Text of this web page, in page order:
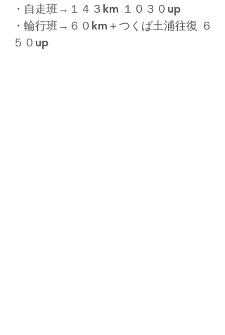
・自走班→１４３km １０３０up
・輪行班→６０km＋つくば土浦往復 ６
５０up